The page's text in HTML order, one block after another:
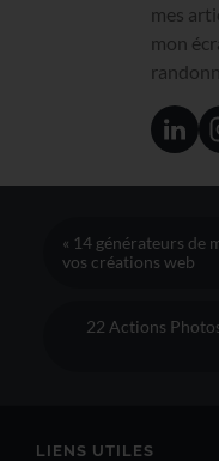
mes
mon
« 14 générateurs de
vos créations web
22 Actions
LIENS UTILES